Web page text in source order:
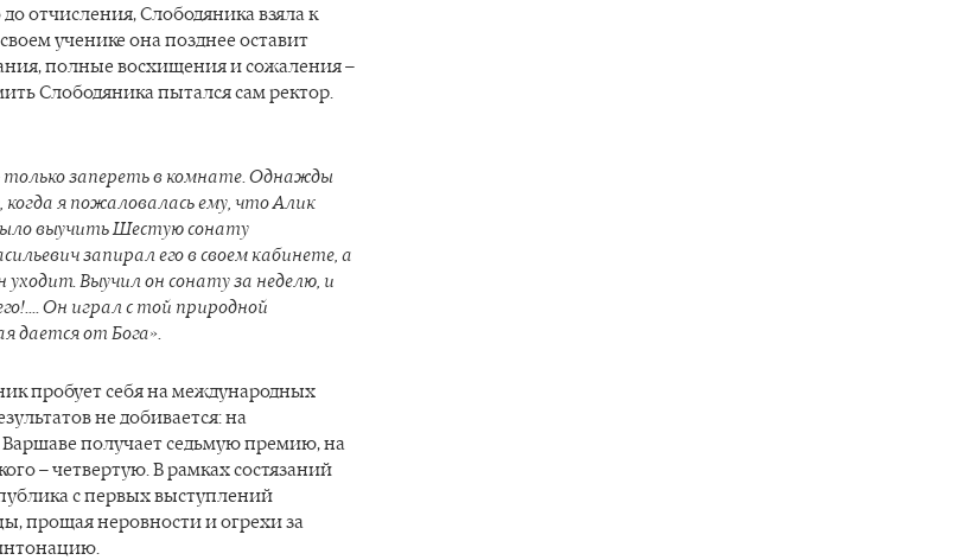
отчисления, Слободяника взяла к
ученике она позднее оставит
полные восхищения и сожаления –
Слободяника пытался сам ректор.
только запереть в комнате. Однажды
я пожаловалась ему, что Алик
выучить Шестую сонату
запирал его в своем кабинете, а
уходит. Выучил он сонату за неделю, и
Он играл с той природной
дается от Бога».
пробует себя на международных
не добивается: на
получает седьмую премию, на
– четвертую. В рамках состязаний
с первых выступлений
прощая неровности и огрехи за